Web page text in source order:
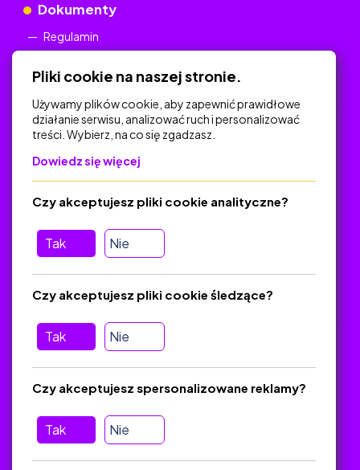
Dokumenty
Regulamin
Na skróty
Polityka Prywatności
Regulamin
O platformie
Baza materiałów dydaktycznych
Jak zostać autorem
FAQ
wiadomość nie trafiła do folderu SPAM)
Pliki cookie na naszej stronie.
Używamy plików cookie, aby zapewnić prawidłowe
działanie serwisu, analizować ruch i personalizować
treści. Wybierz, na co się zgadzasz.
Dowiedz się więcej
Tak Nie
Czy akceptujesz pliki cookie analityczne?
Tak Nie
Czy akceptujesz pliki cookie śledzące?
Tak Nie
Czy akceptujesz spersonalizowane reklamy?